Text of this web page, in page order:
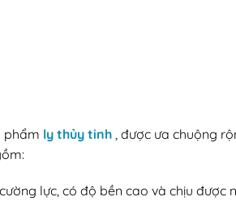
phẩm ly thủy tinh , được ưa chuộng
lực, có độ bền cao và chịu